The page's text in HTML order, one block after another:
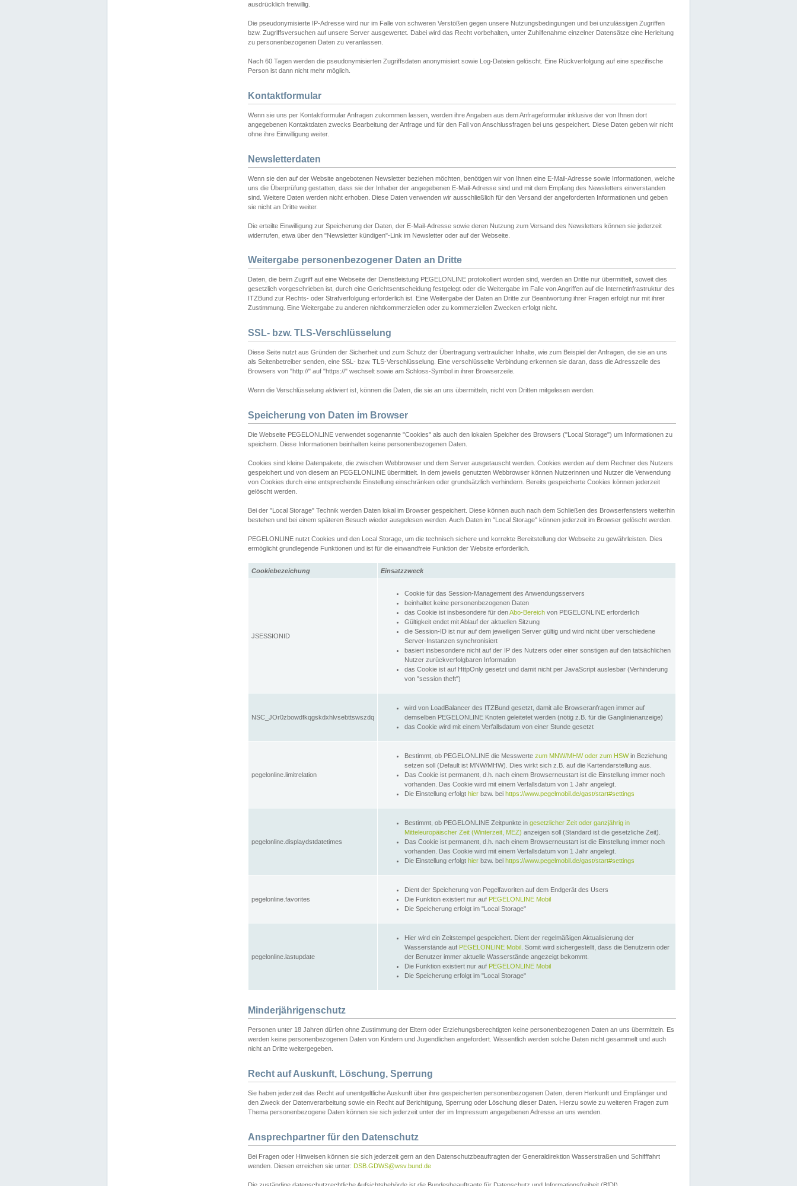
ausdrücklich freiwillig.
Die pseudonymisierte IP-Adresse wird nur im Falle von schweren Verstößen gegen unsere Nutzungsbedingungen und bei unzulässigen Zugriffen
bzw. Zugriffsversuchen auf unsere Server ausgewertet. Dabei wird das Recht vorbehalten, unter Zuhilfenahme einzelner Datensätze eine Herleitung
zu personenbezogenen Daten zu veranlassen.
Nach 60 Tagen werden die pseudonymisierten Zugriffsdaten anonymisiert sowie Log-Dateien gelöscht. Eine Rückverfolgung auf eine spezifische
Person ist dann nicht mehr möglich.
Kontaktformular
Wenn sie uns per Kontaktformular Anfragen zukommen lassen, werden ihre Angaben aus dem Anfrageformular inklusive der von Ihnen dort
angegebenen Kontaktdaten zwecks Bearbeitung der Anfrage und für den Fall von Anschlussfragen bei uns gespeichert. Diese Daten geben wir nicht
ohne ihre Einwilligung weiter.
Newsletterdaten
Wenn sie den auf der Website angebotenen Newsletter beziehen möchten, benötigen wir von Ihnen eine E-Mail-Adresse sowie Informationen, welche
uns die Überprüfung gestatten, dass sie der Inhaber der angegebenen E-Mail-Adresse sind und mit dem Empfang des Newsletters einverstanden
sind. Weitere Daten werden nicht erhoben. Diese Daten verwenden wir ausschließlich für den Versand der angeforderten Informationen und geben
sie nicht an Dritte weiter.
Die erteilte Einwilligung zur Speicherung der Daten, der E-Mail-Adresse sowie deren Nutzung zum Versand des Newsletters können sie jederzeit
widerrufen, etwa über den "Newsletter kündigen"-Link im Newsletter oder auf der Webseite.
Weitergabe personenbezogener Daten an Dritte
Daten, die beim Zugriff auf eine Webseite der Dienstleistung PEGELONLINE protokolliert worden sind, werden an Dritte nur übermittelt, soweit dies
gesetzlich vorgeschrieben ist, durch eine Gerichtsentscheidung festgelegt oder die Weitergabe im Falle von Angriffen auf die Internetinfrastruktur des
ITZBund zur Rechts- oder Strafverfolgung erforderlich ist. Eine Weitergabe der Daten an Dritte zur Beantwortung ihrer Fragen erfolgt nur mit ihrer
Zustimmung. Eine Weitergabe zu anderen nichtkommerziellen oder zu kommerziellen Zwecken erfolgt nicht.
SSL- bzw. TLS-Verschlüsselung
Diese Seite nutzt aus Gründen der Sicherheit und zum Schutz der Übertragung vertraulicher Inhalte, wie zum Beispiel der Anfragen, die sie an uns
als Seitenbetreiber senden, eine SSL- bzw. TLS-Verschlüsselung. Eine verschlüsselte Verbindung erkennen sie daran, dass die Adresszeile des
Browsers von "http://" auf "https://" wechselt sowie am Schloss-Symbol in ihrer Browserzeile.
Wenn die Verschlüsselung aktiviert ist, können die Daten, die sie an uns übermitteln, nicht von Dritten mitgelesen werden.
Speicherung von Daten im Browser
Die Webseite PEGELONLINE verwendet sogenannte "Cookies" als auch den lokalen Speicher des Browsers ("Local Storage") um Informationen zu
speichern. Diese Informationen beinhalten keine personenbezogenen Daten.
Cookies sind kleine Datenpakete, die zwischen Webbrowser und dem Server ausgetauscht werden. Cookies werden auf dem Rechner des Nutzers
gespeichert und von diesem an PEGELONLINE übermittelt. In dem jeweils genutzten Webbrowser können Nutzerinnen und Nutzer die Verwendung
von Cookies durch eine entsprechende Einstellung einschränken oder grundsätzlich verhindern. Bereits gespeicherte Cookies können jederzeit
gelöscht werden.
Bei der "Local Storage" Technik werden Daten lokal im Browser gespeichert. Diese können auch nach dem Schließen des Browserfensters weiterhin
bestehen und bei einem späteren Besuch wieder ausgelesen werden. Auch Daten im "Local Storage" können jederzeit im Browser gelöscht werden.
PEGELONLINE nutzt Cookies und den Local Storage, um die technisch sichere und korrekte Bereitstellung der Webseite zu gewährleisten. Dies
ermöglicht grundlegende Funktionen und ist für die einwandfreie Funktion der Website erforderlich.
Cookiebezeichung Einsatzzweck
JSESSIONID
Cookie für das Session-Management des Anwendungsservers
beinhaltet keine personenbezogenen Daten
das Cookie ist insbesondere für denAbo-Bereich von PEGELONLINE erforderlich
Gültigkeit endet mit Ablauf der aktuellen Sitzung
die Session-ID ist nur auf dem jeweiligen Server gültig und wird nicht über verschiedene
Server-Instanzen synchronisiert
basiert insbesondere nicht auf der IP des Nutzers oder einer sonstigen auf den tatsächlichen
Nutzer zurückverfolgbaren Information
das Cookie ist auf HttpOnly gesetzt und damit nicht per JavaScript auslesbar (Verhinderung
von "session theft")
NSC_JOr0zbowdfkqgskdxhlvsebttswszdq
wird von LoadBalancer des ITZBund gesetzt, damit alle Browseranfragen immer auf
demselben PEGELONLINE Knoten geleitetet werden (nötig z.B. für die Ganglinienanzeige)
das Cookie wird mit einem Verfallsdatum von einer Stunde gesetzt
pegelonline.limitrelation
Bestimmt, ob PEGELONLINE die Messwerte zum MNW/MHW oder zum HSWin Beziehung
setzen soll (Default ist MNW/MHW). Dies wirkt sich z.B. auf die Kartendarstellung aus.
Das Cookie ist permanent, d.h. nach einem Browserneustart ist die Einstellung immer noch
vorhanden. Das Cookie wird mit einem Verfallsdatum von 1 Jahr angelegt.
Die Einstellung erfolgt hier bzw. bei https://www.pegelmobil.de/gast/start#settings
pegelonline.displaydstdatetimes
Bestimmt, ob PEGELONLINE Zeitpunkte in gesetzlicher Zeit oder ganzjährig in
Mitteleuropäischer Zeit (Winterzeit, MEZ) anzeigen soll (Standard ist die gesetzliche Zeit).
Das Cookie ist permanent, d.h. nach einem Browserneustart ist die Einstellung immer noch
vorhanden. Das Cookie wird mit einem Verfallsdatum von 1 Jahr angelegt.
Die Einstellung erfolgt hier bzw. bei https://www.pegelmobil.de/gast/start#settings
pegelonline.favorites
Dient der Speicherung von Pegelfavoriten auf dem Endgerät des Users
Die Funktion existiert nur auf PEGELONLINE Mobil
Die Speicherung erfolgt im "Local Storage"
pegelonline.lastupdate
Hier wird ein Zeitstempel gespeichert. Dient der regelmäßigen Aktualisierung der
Wasserstände auf PEGELONLINE Mobil . Somit wird sichergestellt, dass die Benutzerin oder
der Benutzer immer aktuelle Wasserstände angezeigt bekommt.
Die Funktion existiert nur auf PEGELONLINE Mobil
Die Speicherung erfolgt im "Local Storage"
Minderjährigenschutz
Personen unter 18 Jahren dürfen ohne Zustimmung der Eltern oder Erziehungsberechtigten keine personenbezogenen Daten an uns übermitteln. Es
werden keine personenbezogenen Daten von Kindern und Jugendlichen angefordert. Wissentlich werden solche Daten nicht gesammelt und auch
nicht an Dritte weitergegeben.
Recht auf Auskunft, Löschung, Sperrung
Sie haben jederzeit das Recht auf unentgeltliche Auskunft über ihre gespeicherten personenbezogenen Daten, deren Herkunft und Empfänger und
den Zweck der Datenverarbeitung sowie ein Recht auf Berichtigung, Sperrung oder Löschung dieser Daten. Hierzu sowie zu weiteren Fragen zum
Thema personenbezogene Daten können sie sich jederzeit unter der im Impressum angegebenen Adresse an uns wenden.
Ansprechpartner für den Datenschutz
Bei Fragen oder Hinweisen können sie sich jederzeit gern an den Datenschutzbeauftragten der Generaldirektion Wasserstraßen und Schifffahrt
wenden. Diesen erreichen sie unter: DSB.GDWS@wsv.bund.de